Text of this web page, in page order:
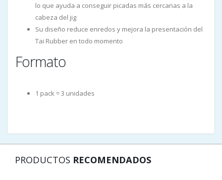
lo que ayuda a conseguir picadas más cercanas a la
cabeza del jig
Su diseño reduce enredos y mejora la presentación del
Tai Rubber en todo momento
Formato
1 pack = 3 unidades
PRODUCTOS RECOMENDADOS